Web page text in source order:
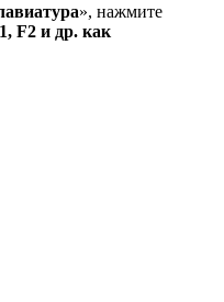
», нажмите
F2 и др. как